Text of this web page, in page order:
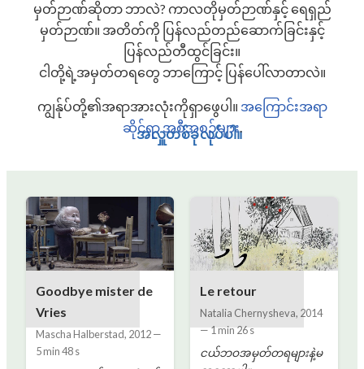
အလှူတစ်ခုလုပ်ပါ။
မှတ်ဉာဏ်ဆိုတာ ဘာလဲ? ကာလတိုမှတ်ဉာဏ်နှင့် ရေရှည်
မှတ်ဉာဏ်။ အတိတ်ကို ပြန်လည်တည်ဆောက်ခြင်းနှင့်
ပြန်လည်တီထွင်ခြင်း။
ငါတို့ရဲ့အမှတ်တရတွေ ဘာကြောင့် ပြန်ပေါ်လာတာလဲ။
ကျွန်ုပ်တို့၏အရာအားလုံးကိုရှာဖွေပါ။ အကြောင်းအရာ
ဆိုင်ရာ အစီအစဉ်များ.
Goodbye mister de
Vries
Mascha Halberstad, 2012—
5 min 48 s
Le retour
Natalia Chernysheva, 2014
—1 min 26 s
ငယ်ဘဝအမှတ်တရများနဲ့မ